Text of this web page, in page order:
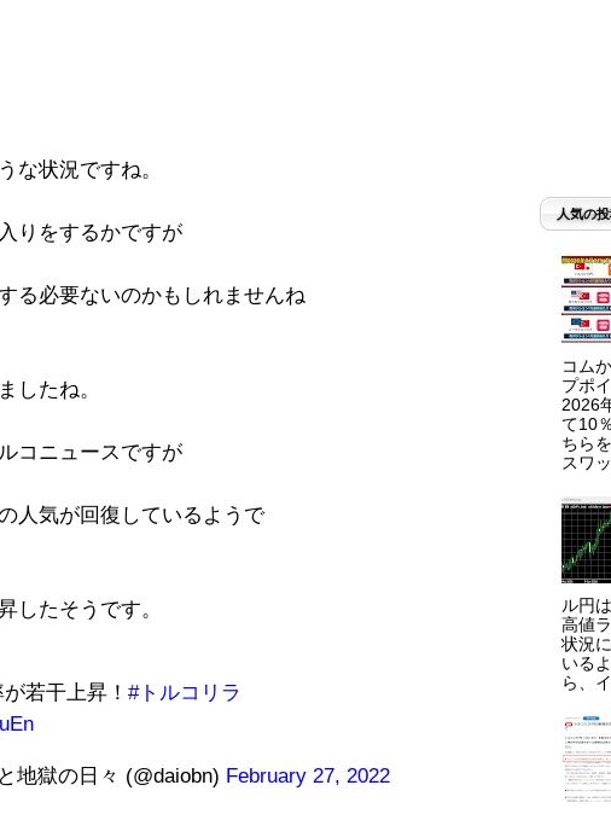
な状況ですね。
りをするかですが
る必要ないのかもしれませんね
したね。
コニュースですが
人気が回復しているようで
したそうです。
若干上昇！ #トルコリラ
地獄の日々 (@daiobn) February 27, 2022
人気の
コム
プポ
2026
て10
ちら
スワ
ル円
高値
状況
いる
ら、